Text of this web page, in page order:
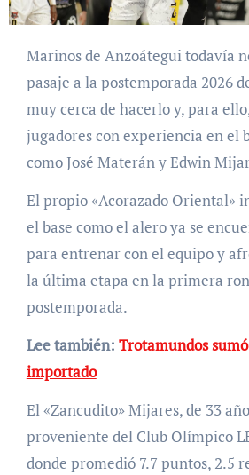
Marinos de Anzoátegui todavía no asegura su
pasaje a la postemporada 2026
muy cerca de hacerlo y, para
jugadores con experiencia en el
como José Materán y Edwin
El propio «Acorazado Oriental»
el base como el alero ya se
para entrenar con el equipo y
la última etapa en la primera
postemporada.
Lee también: Trotamundos
importado
El «Zancudito» Mijares, de 33
proveniente del Club Olímpico
donde promedió 7.7 puntos, 2.5